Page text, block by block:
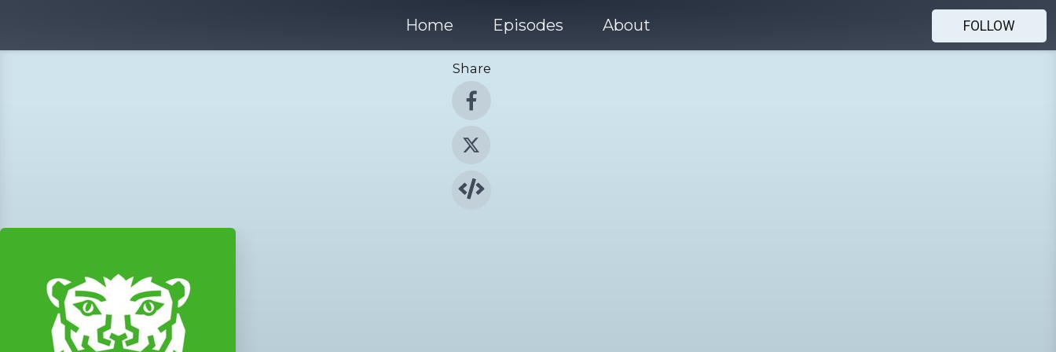
Home Episodes About FOLLOW
Share